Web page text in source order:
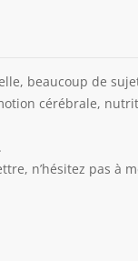
beaucoup de
cérébrale,
n’hésitez pas à